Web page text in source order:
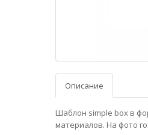
Описание
Шаблон simple box в
материалов. На фото